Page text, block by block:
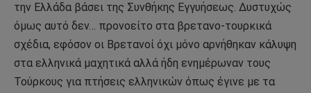
την Ελλάδα βάσει της Συνθήκης Εγγυήσεως. Δυστυχώς
όμως αυτό δεν… προνοείτο στα βρετανο-τουρκικά
σχέδια, εφόσον οι Βρετανοί όχι μόνο αρνήθηκαν κάλυψη
στα ελληνικά μαχητικά αλλά ήδη ενημέρωναν τους
Τούρκους για πτήσεις ελληνικών όπως έγινε με τα